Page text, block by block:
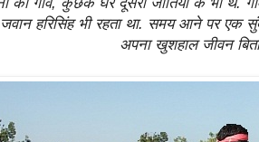
का गांव, कुछेक घर दूसरी जातियों के भी थे.
हरिसिंह भी रहता था. समय आने पर एक
अपना खुशहाल जीवन